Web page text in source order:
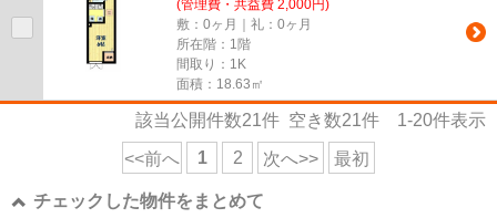
(管理費・共益費 2,000円)
敷：0ヶ月｜礼：0ヶ月
所在階：1階
間取り：1K
面積：18.63㎡
該当公開件数21件 空き数21件 1-20件表示
<<前へ 1 2 次へ>> 最初
チェックした物件をまとめて